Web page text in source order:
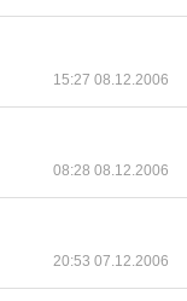
15:27 08.12.2006
08:28 08.12.2006
20:53 07.12.2006